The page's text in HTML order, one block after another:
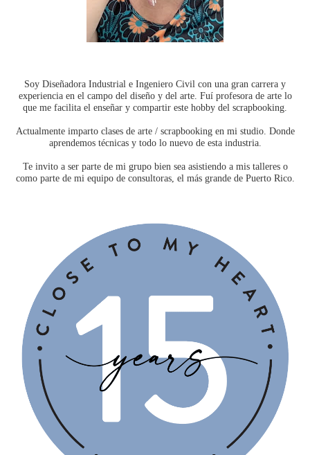
Soy Diseñadora Industrial e Ingeniero Civil con una gran carrera y
experiencia en el campo del diseño y del arte. Fuí profesora de arte lo
que me facilita el enseñar y compartir este hobby del scrapbooking.
Actualmente imparto clases de arte / scrapbooking en mi studio. Donde
aprendemos técnicas y todo lo nuevo de esta industria.
Te invito a ser parte de mi grupo bien sea asistiendo a mis talleres o
como parte de mi equipo de consultoras, el más grande de Puerto Rico.